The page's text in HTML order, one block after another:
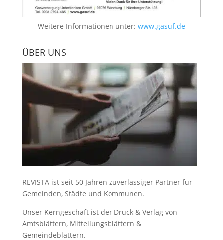
Weitere Informationen unter: www.gasuf.de
ÜBER UNS
REVISTA ist seit 50 Jahren zuverlässiger Partner für
Gemeinden, Städte und Kommunen.
Unser Kerngeschäft ist der Druck & Verlag von
Amtsblättern, Mitteilungsblättern &
Gemeindeblättern.